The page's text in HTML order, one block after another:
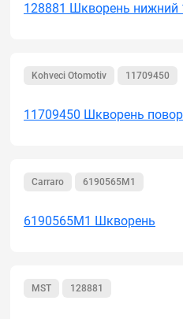
128881 Шкворень нижний
Kohveci Otomotiv 11709450
11709450 Шкворень
Carraro 6190565M1
6190565M1 Шкворень
MST 128881